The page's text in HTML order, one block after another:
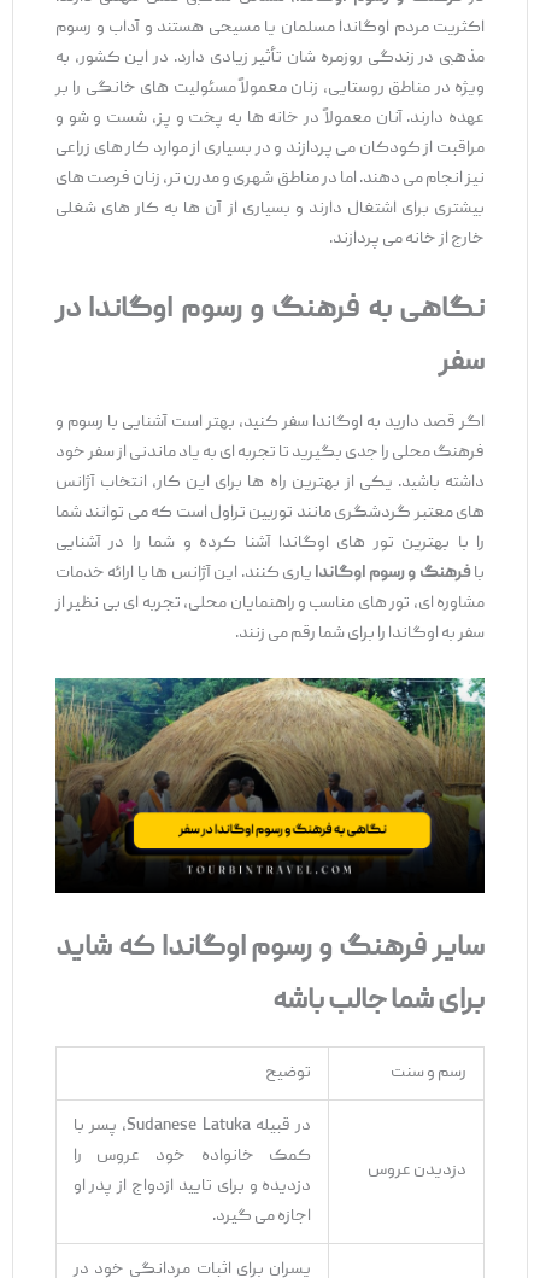
اکثریت مردم اوگاندا مسلمان یا مسیحی هستند و آداب و رسوم
مذهبی در زندگی روزمره‌ شان تأثیر زیادی دارد. در این کشور، به
‌ویژه در مناطق روستایی، زنان معمولاً مسئولیت ‌های خانگی را بر
عهده دارند. آنان معمولاً در خانه ‌ها به پخت ‌و پز، شست ‌و شو و
مراقبت از کودکان می ‌پردازند و در بسیاری از موارد کار های زراعی
نیز انجام می ‌دهند. اما در مناطق شهری و مدرن ‌تر، زنان فرصت ‌های
بیشتری برای اشتغال دارند و بسیاری از آن ها به کار های شغلی
خارج از خانه می ‌پردازند.
نگاهی به فرهنگ و رسوم اوگاندا در
سفر
اگر قصد دارید به اوگاندا سفر کنید، بهتر است آشنایی با رسوم و
فرهنگ محلی را جدی بگیرید تا تجربه‌ ای به‌ یاد ماندنی از سفر خود
داشته باشید. یکی از بهترین راه‌ ها برای این کار، انتخاب آژانس
‌های معتبر گردشگری مانند توربین تراول است که می ‌توانند شما
را با بهترین تور های اوگاندا آشنا کرده و شما را در آشنایی
فرهنگ و رسوم اوگاندایاری کنند. این آژانس ‌ها با ارائه خدمات
مشاوره‌ ای، تور های مناسب و راهنمایان محلی، تجربه ‌ای بی‌ نظیر از
سفر به اوگاندا را برای شما رقم می‌ زنند.
سایر فرهنگ و رسوم اوگاندا که شاید
برای شما جالب باشه
رسم و سنت توضیح
دزدیدن عروس
در قبیله Sudanese Latuka، پسر با
کمک خانواده خود عروس را
دزدیده و برای تایید ازدواج از پدر او
اجازه می ‌گیرد.
پسران برای اثبات مردانگی خود در